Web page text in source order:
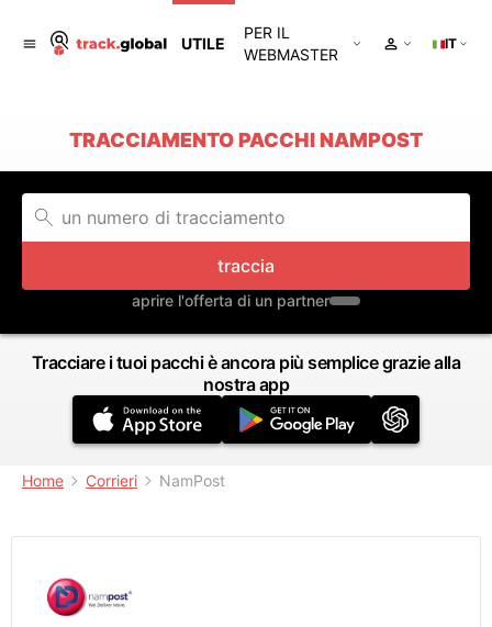
UTILE
PER IL
WEBMASTER
IT
TRACCIAMENTO PACCHI NAMPOST
traccia
aprire l'offerta di un partner
Tracciare i tuoi pacchi è ancora più semplice grazie alla
nostra app
Home Corrieri NamPost